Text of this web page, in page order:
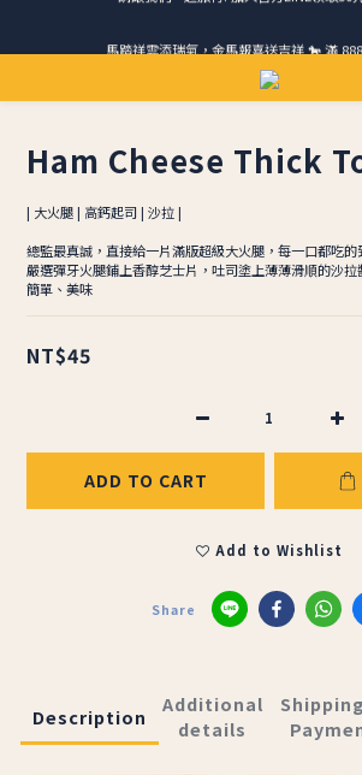
ＣＨＲＩＳＰＹ會員好禮｜集點換購物金+生日禮
Ham Cheese Thick
| 大火腿 | 高鈣起司 | 沙拉 |
總監最真誠，直接給一片滿版超級大火腿，每一口都吃的
嚴選彈牙火腿鋪上香醇芝士片，吐司塗上薄薄滑順的沙拉
簡單、美味
NT$45
ADD TO CART
Add to Wishlist
Share
Description
Additional
details